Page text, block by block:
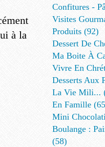
à la
Confitures -
Visites
Produits (92)
Dessert De
Ma Boite À
Vivre En
Desserts Aux
La Vie Mili...
En Famille
Mini
Boulange :
(58)